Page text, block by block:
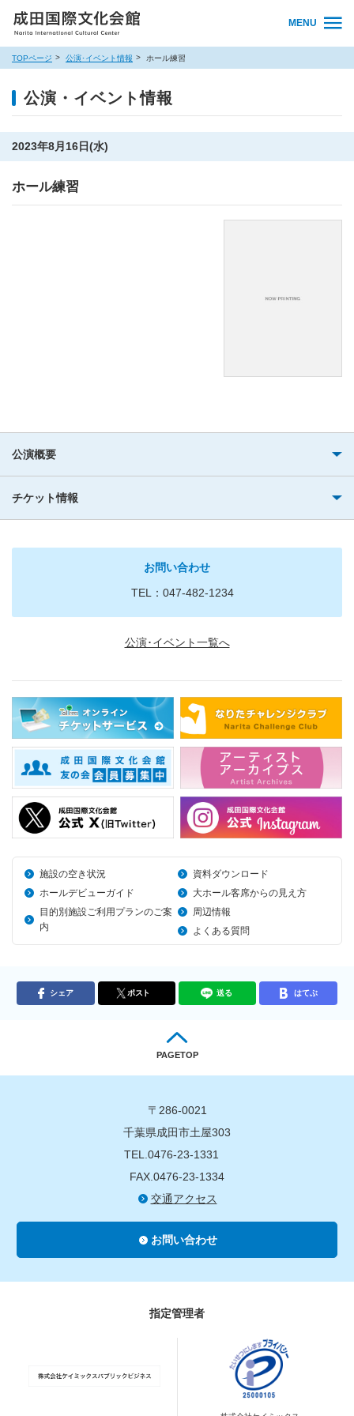
MENU
TOPページ 公演･イベント情報 ホール練習
公演・イベント情報
2023年8月16日(水)
ホール練習
公演概要
チケット情報
お問い合わせ
TEL：047-482-1234
公演･イベント一覧へ
施設の空き状況
資料ダウンロード
ホールデビューガイド
大ホール客席からの見え方
目的別施設ご利用プランのご案
内
周辺情報
よくある質問
シェア ポスト 送る はてぶ
PAGETOP
〒286-0021
千葉県成田市土屋303
TEL.0476-23-1331
FAX.0476-23-1334
交通アクセス
お問い合わせ
指定管理者